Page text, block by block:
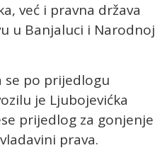
već i pravna država
u Banjaluci i Narodnoj
se po prijedlogu
je Ljubojevićka
prijedlog za gonjenje
prava.